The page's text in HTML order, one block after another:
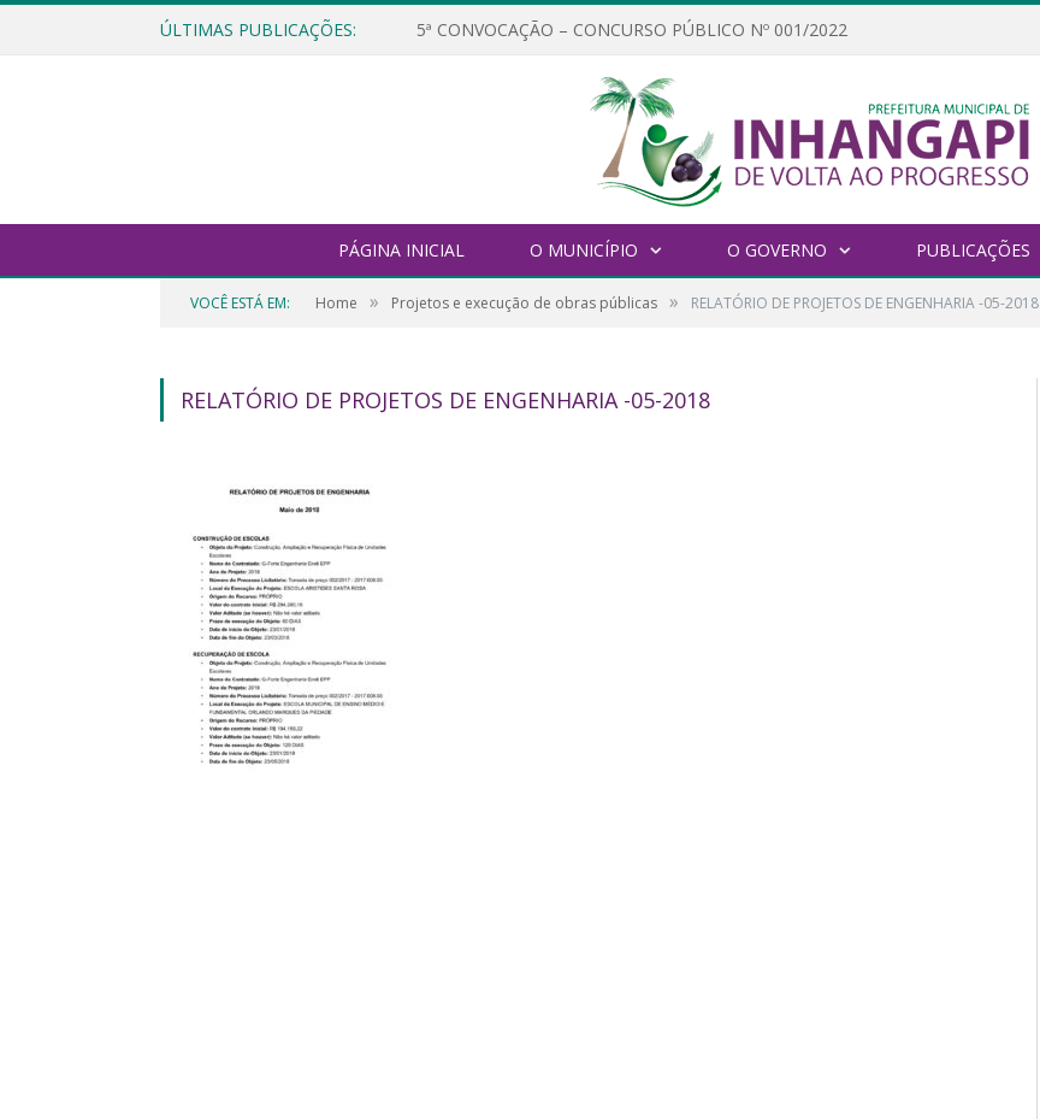
ÚLTIMAS PUBLICAÇÕES: 5ª CONVOCAÇÃO – CONCURSO PÚBLICO Nº 001/2022
PÁGINA INICIAL O MUNICÍPIO O GOVERNO PUBLICAÇÕES
VOCÊ ESTÁ EM: Home » Projetos e execução de obras públicas » RELATÓRIO DE PROJETOS DE ENGENHARIA -05-2018
RELATÓRIO DE PROJETOS DE ENGENHARIA -05-2018